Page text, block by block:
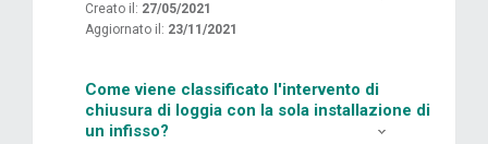
Creato il: 27/05/2021
Aggiornato il: 23/11/2021
Come viene classificato l'intervento di
chiusura di loggia con la sola installazione di
un infisso?